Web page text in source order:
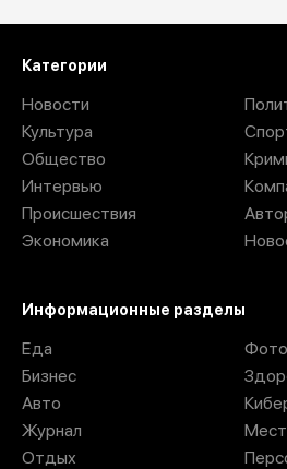
Категории
Новости
Культура
Общество
Интервью
Происшествия
Экономика
Информационные разделы
Еда
Бизнес
Авто
Журнал
Отдых